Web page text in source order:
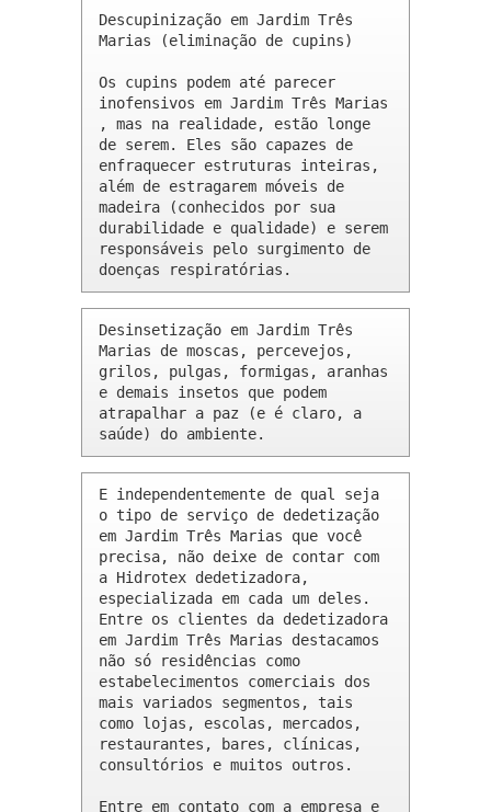
Descupinização em Jardim Três
Marias (eliminação de cupins)
Os cupins podem até parecer
inofensivos em Jardim Três Marias
, mas na realidade, estão longe
de serem. Eles são capazes de
enfraquecer estruturas inteiras,
além de estragarem móveis de
madeira (conhecidos por sua
durabilidade e qualidade) e serem
responsáveis pelo surgimento de
doenças respiratórias.
Desinsetização em Jardim Três
Marias de moscas, percevejos,
grilos, pulgas, formigas, aranhas
e demais insetos que podem
atrapalhar a paz (e é claro, a
saúde) do ambiente.
E independentemente de qual seja
o tipo de serviço de dedetização
em Jardim Três Marias que você
precisa, não deixe de contar com
a Hidrotex dedetizadora,
especializada em cada um deles.
Entre os clientes da dedetizadora
em Jardim Três Marias destacamos
não só residências como
estabelecimentos comerciais dos
mais variados segmentos, tais
como lojas, escolas, mercados,
restaurantes, bares, clínicas,
consultórios e muitos outros.
Entre em contato com a empresa e